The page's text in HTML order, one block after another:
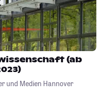
(ab
und Medien Hannover